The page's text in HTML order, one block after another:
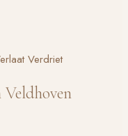
Verdriet